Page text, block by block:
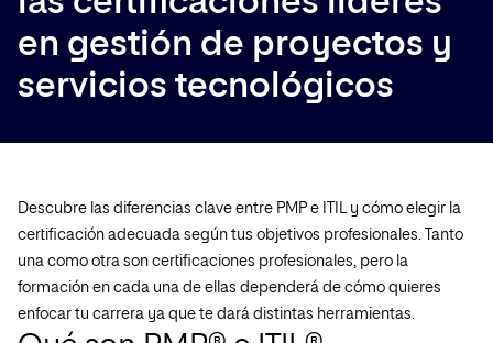
en gestión de proyectos y
servicios tecnológicos
Descubre las diferencias clave entre PMP e ITIL y cómo elegir la
certificación adecuada según tus objetivos profesionales. Tanto
una como otra son certificaciones profesionales, pero la
formación en cada una de ellas dependerá de cómo quieres
enfocar tu carrera ya que te dará distintas herramientas.